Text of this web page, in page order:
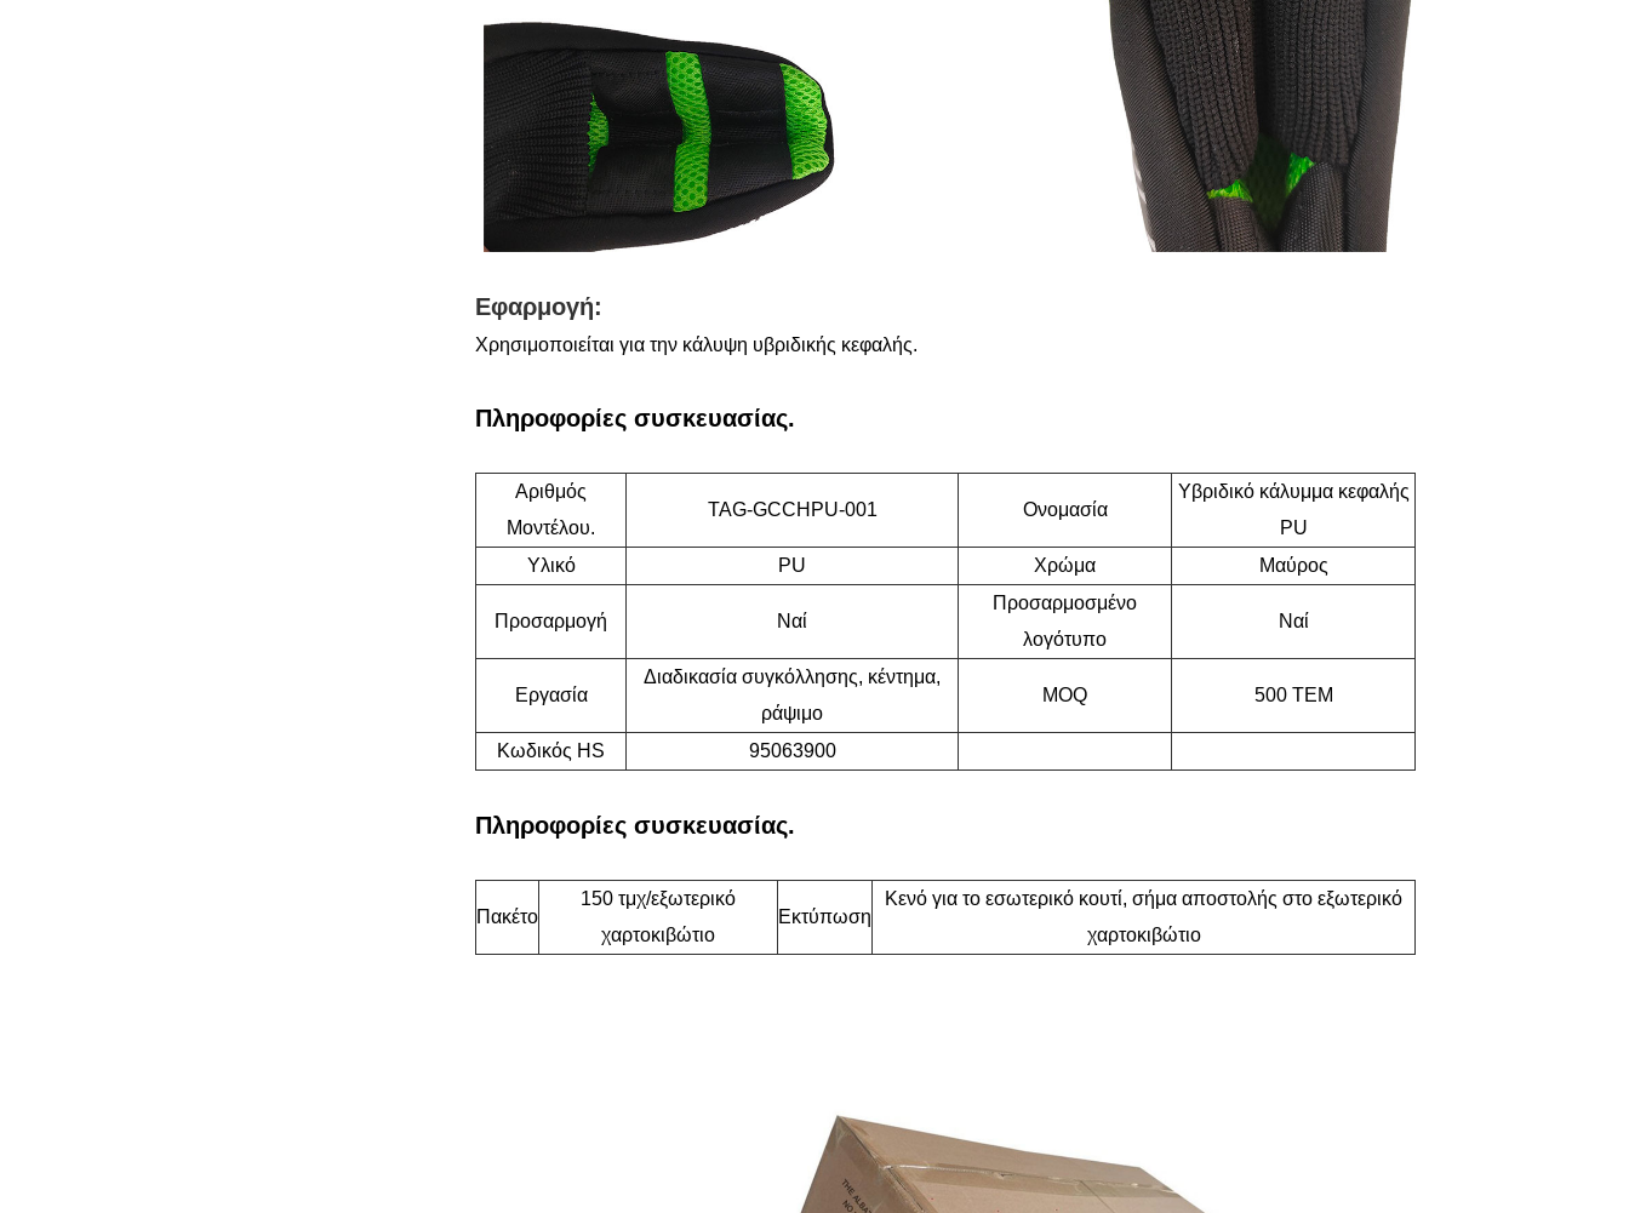
Εφαρμογή:
Χρησιμοποιείται για την κάλυψη υβριδικής κεφαλής.
Πληροφορίες συσκευασίας.
Αριθμός
Μοντέλου.
TAG-GCCHPU-001 Ονομασία
Υβριδικό κάλυμμα κεφαλής
PU
Υλικό
PU Χρώμα Μαύρος
Προσαρμογή Ναί
Προσαρμοσμένο
λογότυπο
Ναί
Εργασία
Διαδικασία συγκόλλησης, κέντημα,
ράψιμο
MOQ 500 ΤΕΜ
Κωδικός HS 95063900
Πληροφορίες συσκευασίας.
Πακέτο
150 τμχ/εξωτερικό
χαρτοκιβώτιο
Εκτύπωση
Κενό για το εσωτερικό κουτί, σήμα αποστολής στο εξωτερικό
χαρτοκιβώτιο